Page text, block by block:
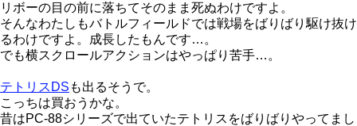
リボーの目の前に落ちてそのまま死ぬわけですよ。
そんなわたしもバトルフィールドでは戦場をばりばり駆け抜け
るわけですよ。成長したもんです…。
でも横スクロールアクションはやっぱり苦手…。
テトリスDS も出るそうで。
こっちは買おうかな。
昔はPC-88シリーズで出ていたテトリスをばりばりやってまし